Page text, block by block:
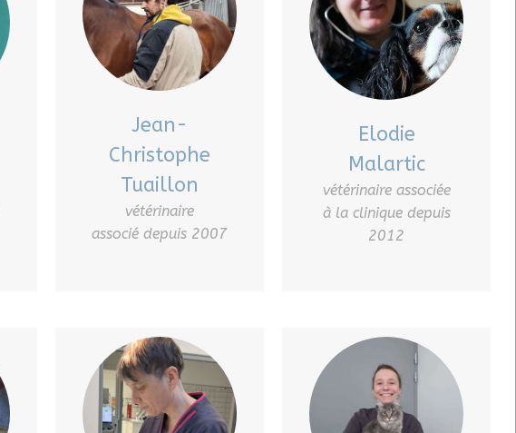
Jean-
Christophe
Tuaillon
vétérinaire
associé depuis 2007
Elodie
Malartic
vétérinaire associée
à la clinique depuis
2012